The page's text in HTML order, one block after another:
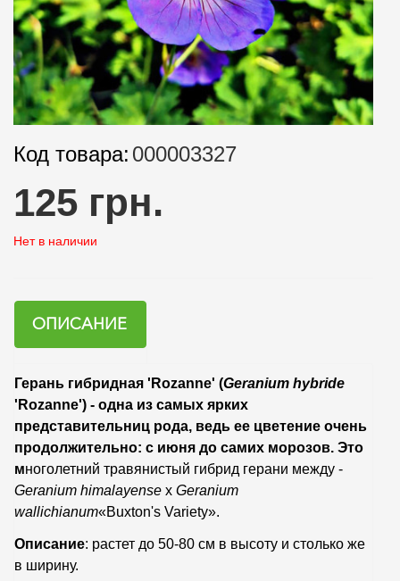
Код товара: 000003327
125 грн.
Нет в наличии
ОПИСАНИЕ
Герань гибридная 'Rozanne' (Geranium hybride
'Rozanne') - одна из самых ярких
представительниц рода, ведь ее цветение очень
продолжительно: с июня до самих морозов. Это
многолетний травянистый гибрид герани между -
Geranium himalayense х Geranium
wallichianum«Buxton's Variety».
Описание: растет до 50-80 см в высоту и столько же
в ширину.